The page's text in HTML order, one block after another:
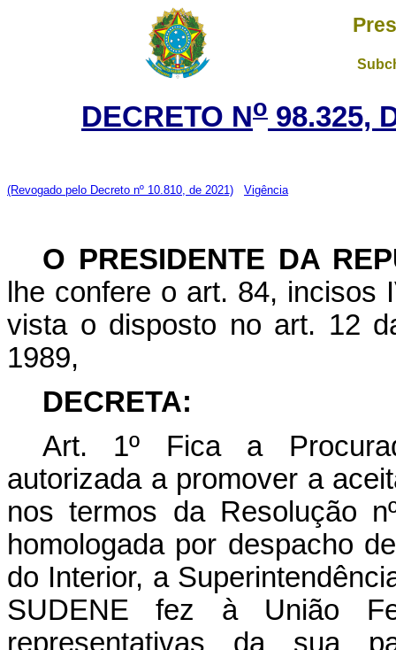
DECRETO No 98.325,
(Revogado pelo Decreto nº 10.810, de 2021) Vigência
O PRESIDENTE DA
lhe confere o art. 84,
vista o disposto no art. 12
1989,
DECRETA:
Art. 1º Fica a
autorizada a promover a
nos termos da Resolução
homologada por despacho
do Interior, a
SUDENE fez à União
representativas da sua